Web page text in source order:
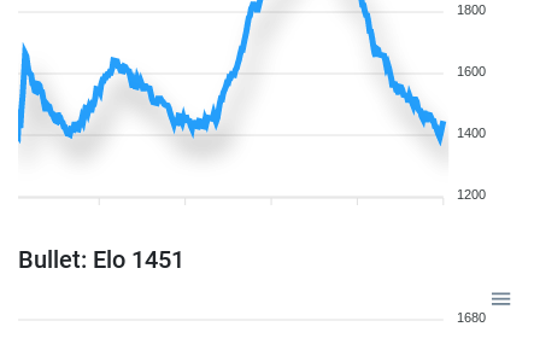
1800
1600
1400
1200
Bullet: Elo 1451
1680